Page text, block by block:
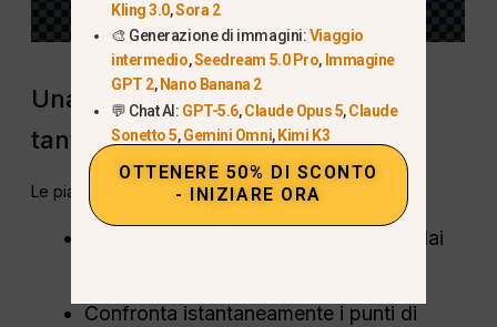
Una piattaforma unica invece di
tanti strumenti diversi
Le piattaforme all-in-one consentono agli utenti di:
Passa senza soluzione di continuità dai
Confronta istantaneamente i punti di
Kling 3.0,Sora 2
🎨 Generazione di immagini:Viaggio
intermedio,Seedream 5.0 Pro, Immagine
GPT 2, Nano Banana 2
💬 Chat AI: GPT-5.6,Claude Opus 5,Claude
Sonetto 5,Gemini Omni, Kimi K3
OTTENERE 50% DI SCONTO
- INIZIARE ORA